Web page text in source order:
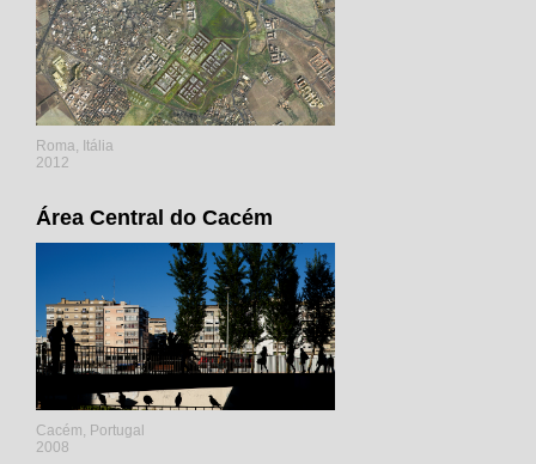
Roma, Itália
2012
Área Central do Cacém
Cacém, Portugal
2008